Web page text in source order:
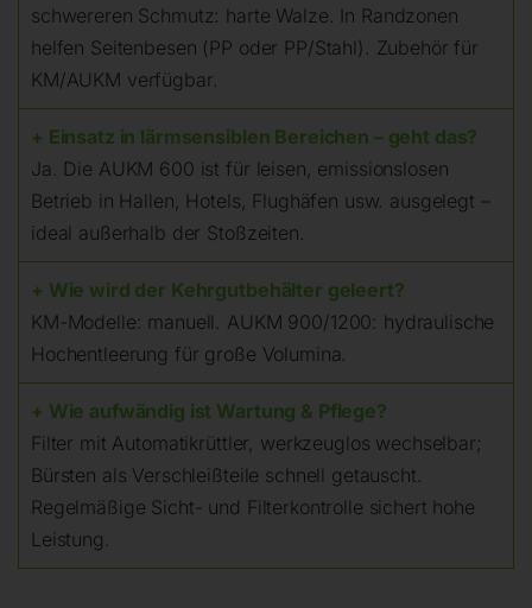
schwereren Schmutz: harte Walze. In Randzonen
helfen Seitenbesen (PP oder PP/Stahl). Zubehör für
KM/AUKM verfügbar.
+ Einsatz in lärmsensiblen Bereichen – geht das?
Ja. Die AUKM 600 ist für leisen, emissionslosen
Betrieb in Hallen, Hotels, Flughäfen usw. ausgelegt –
ideal außerhalb der Stoßzeiten.
+ Wie wird der Kehrgutbehälter geleert?
KM-Modelle: manuell. AUKM 900/1200: hydraulische
Hochentleerung für große Volumina.
+ Wie aufwändig ist Wartung & Pflege?
Filter mit Automatikrüttler, werkzeuglos wechselbar;
Bürsten als Verschleißteile schnell getauscht.
Regelmäßige Sicht- und Filterkontrolle sichert hohe
Leistung.